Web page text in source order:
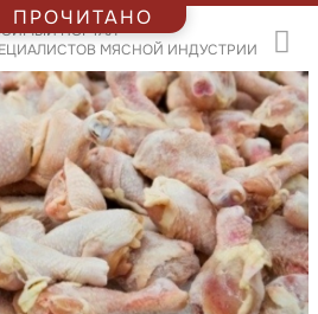
ПОРТАЛ
МЯСНОЙ ИНДУСТРИИ
ПРОЧИТАНО